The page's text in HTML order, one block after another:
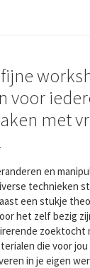
voor
met
en
technieken
een stukje
het zelf bezig
zoektocht
die voor
in je eigen